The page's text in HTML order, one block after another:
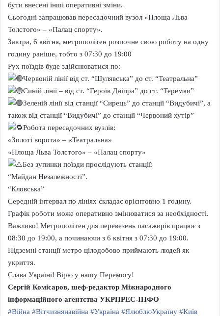
бути внесені інші оперативні зміни.
Сьогодні запрацював пересадочний вузол «Площа Льва
Толстого» – «Палац спорту».
Завтра, 6 квітня, метрополітен розпочне свою роботу на одну
годину раніше, тобто з 07:30 до 19:00
Рух поїздів буде здійснюватися по:
Червоній лінії від ст. “Шулявська” до ст. “Театральна”
Синій лінії – від ст. “Героїв Дніпра” до ст. “Теремки”
Зеленій лінії від станції “Сирець” до станції “Видубичі”, а
також від станції “Видубичі” до станції “Червоний хутір”
Робота пересадочних вузлів:
«Золоті ворота» – «Театральна»
«Площа Льва Толстого» – «Палац спорту»
Без зупинки поїзди прослідують станції:
“Майдан Незалежності”.
“Кловська”
Середній інтервал по лініях складає орієнтовно 1 годину.
Графік роботи може оперативно змінюватися за необхідності.
Важливо! Метрополітен для перевезень пасажирів працює з
08:30 до 19:00, а починаючи з 6 квітня з 07:30 до 19:00.
Підземні станції метро цілодобово приймають людей як
укриття.
Слава Україні! Вірю у нашу Перемогу!
Сергій Комісаров, шеф-редактор Міжнародного
інформаційного агентства УКРПРЕС-ІНФО
#Війна #Вітчизнянавійна #Україна #ЯлюблюУкраїну #Київ